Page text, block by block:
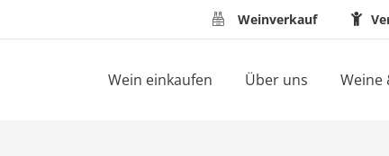
Weinverkauf
Wein einkaufen Über uns Weine